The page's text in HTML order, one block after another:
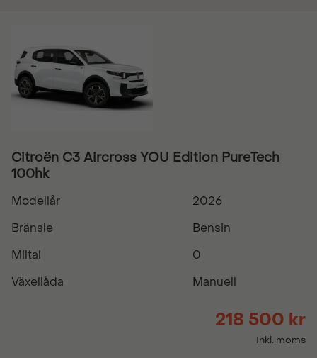
Citroën C3 Aircross YOU Edition PureTech
100hk
Modellår
2026
Bränsle
Bensin
Miltal
0
Växellåda
Manuell
218 500 kr
Inkl. moms